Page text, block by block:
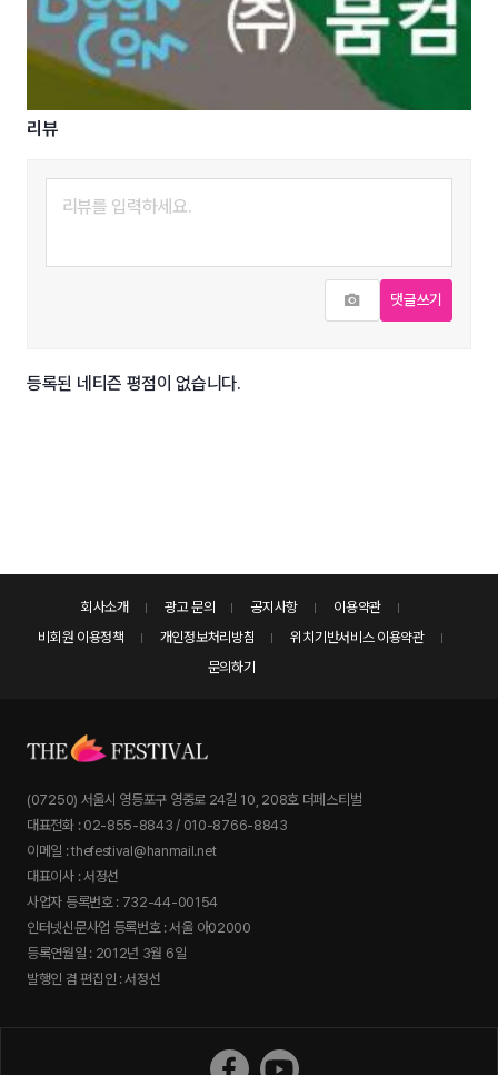
리뷰
사진추가
댓글쓰기
등록된 네티즌 평점이 없습니다.
회사소개 광고 문의 공지사항
이용약관
비회원 이용정책
개인정보처리방침
위치기반서비스 이용약관
문의하기
(07250) 서울시 영등포구 영중로 24길 10, 208호 더페스티벌
대표전화 : 02-855-8843 / 010-8766-8843
이메일 : thefestival@hanmail.net
대표이사 : 서정선
사업자 등록번호 : 732-44-00154
인터넷신문사업 등록번호 : 서울 아02000
등록연월일 : 2012년 3월 6일
발행인 겸 편집인 : 서정선
더페스티벌 페이스북
더페스티벌 유튜브